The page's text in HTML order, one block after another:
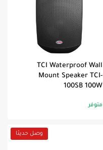
TCI Waterproof Wall
Mount Speaker TCI-
100SB 100W
متوفر
وصل حديثا